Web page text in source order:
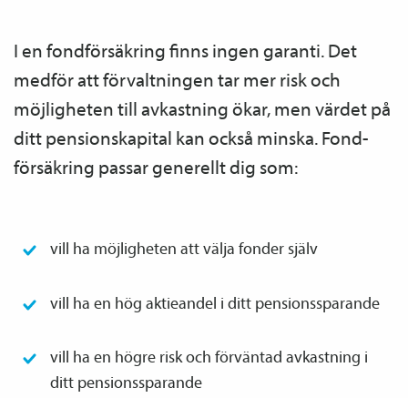
I en fond­försäkring finns ingen garanti. Det
medför att förvaltningen tar mer risk och
möjligheten till avkastning ökar, men värdet på
ditt pensions­kapital kan också minska. Fond­
försäkring passar generellt dig som:
vill ha möjligheten att välja fonder själv
vill ha en hög aktieandel i ditt pensions­sparande
vill ha en högre risk och förväntad avkastning i
ditt pensions­sparande